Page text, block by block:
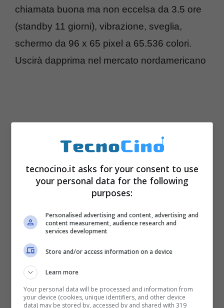
chiamata buona ma non eccelsa da 3.5 ore
(standby 11 giorni), vibrazione, sveglia,
schermo da 96 x 65 pixel a 65.536 colori.
Uscirà dapprima nel mercato nordamericano
tecnocino.it asks for your consent to use
your personal data for the following
purposes:
Personalised advertising and content, advertising and
content measurement, audience research and
services development
Store and/or access information on a device
Learn more
Your personal data will be processed and information from
your device (cookies, unique identifiers, and other device
data) may be stored by, accessed by and shared with 319